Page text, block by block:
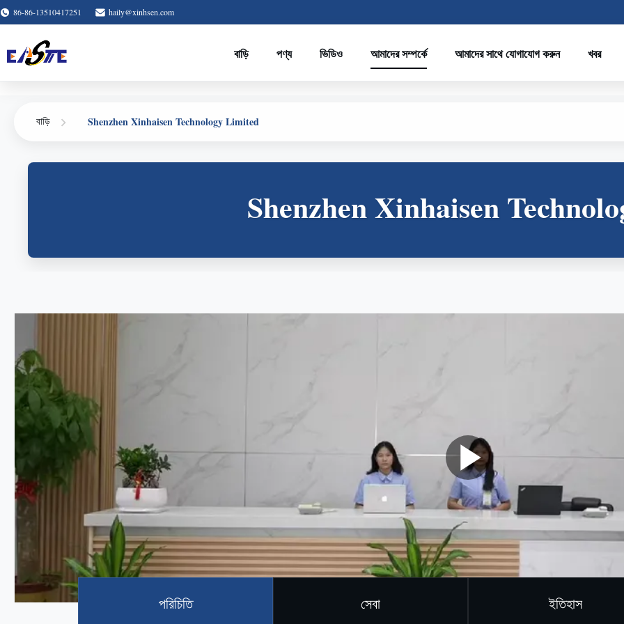
86-86-13510417251 haily@xinhsen.com
বাড়ি পণ্য ভিডিও আমাদের সম্পর্কে আমাদের সাথে যোগাযোগ করুন খবর
বাড়ি Shenzhen Xinhaisen Technology Limited
Shenzhen Xinhaisen
পরিচিতি সেবা ইতিহাস